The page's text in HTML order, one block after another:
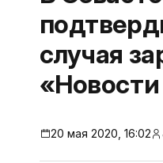
случая
20 мая 2020, 16:02